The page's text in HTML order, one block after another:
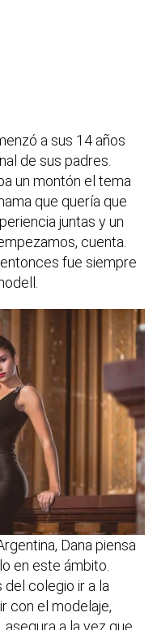
a sus 14 años
de sus padres.
un montón el tema
que quería que
juntas y un
cuenta.
fue siempre
Dana piensa
en este ámbito.
del colegio ir a la
con el modelaje,